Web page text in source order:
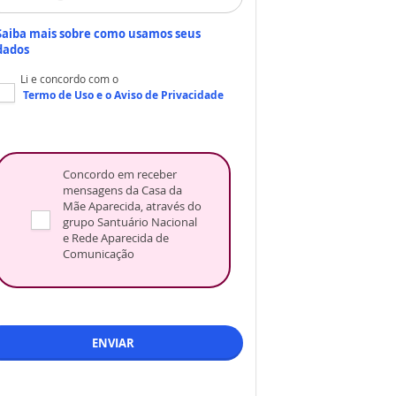
mais sobre como usamos seus
Li e concordo com o
Termo de Usoe oAviso de Privacidade
Concordo em receber
mensagens da Casa da
Mãe Aparecida, através do
grupo Santuário Nacional
e Rede Aparecida de
Comunicação
ENVIAR